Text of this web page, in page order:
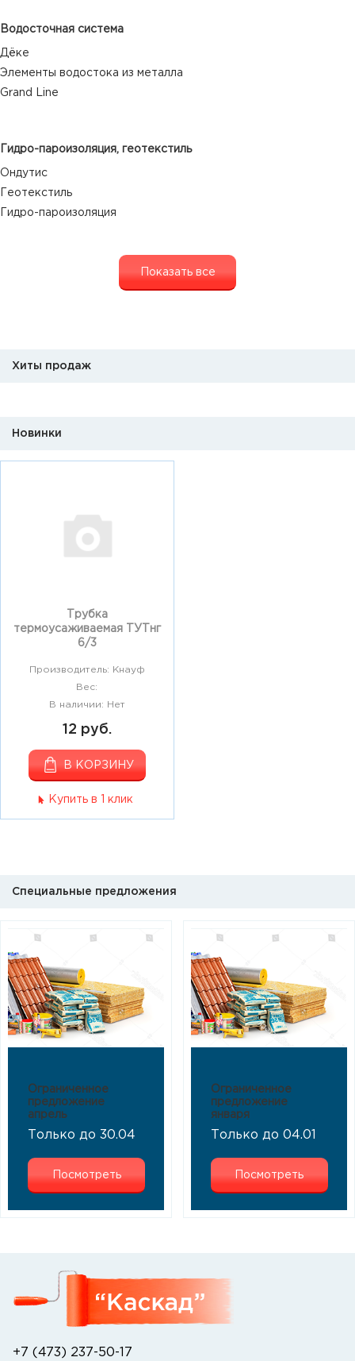
Водосточная система
Дёке
Элементы водостока из металла
Grand Line
Гидро-пароизоляция, геотекстиль
Ондутис
Геотекстиль
Гидро-пароизоляция
Показать все
Хиты продаж
Новинки
Трубка
термоусаживаемая ТУТнг
6/3
Производитель: Кнауф
Вес:
В наличии: Нет
12 руб.
В КОРЗИНУ
Купить в 1 клик
Специальные предложения
Ограниченное
предложение
апрель
Только до 30.04
Посмотреть
Ограниченное
предложение
января
Только до 04.01
Посмотреть
+7 (473) 237-50-17